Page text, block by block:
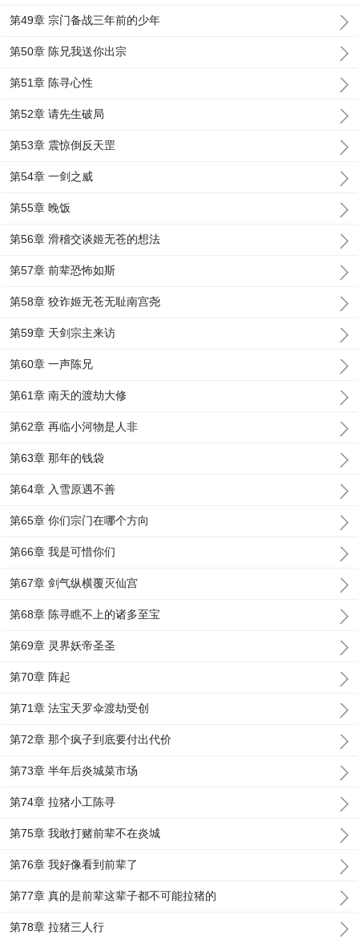
第49章 宗门备战三年前的少年
第50章 陈兄我送你出宗
第51章 陈寻心性
第52章 请先生破局
第53章 震惊倒反天罡
第54章 一剑之威
第55章 晚饭
第56章 滑稽交谈姬无苍的想法
第57章 前辈恐怖如斯
第58章 狡诈姬无苍无耻南宫尧
第59章 天剑宗主来访
第60章 一声陈兄
第61章 南天的渡劫大修
第62章 再临小河物是人非
第63章 那年的钱袋
第64章 入雪原遇不善
第65章 你们宗门在哪个方向
第66章 我是可惜你们
第67章 剑气纵横覆灭仙宫
第68章 陈寻瞧不上的诸多至宝
第69章 灵界妖帝圣圣
第70章 阵起
第71章 法宝天罗伞渡劫受创
第72章 那个疯子到底要付出代价
第73章 半年后炎城菜市场
第74章 拉猪小工陈寻
第75章 我敢打赌前辈不在炎城
第76章 我好像看到前辈了
第77章 真的是前辈这辈子都不可能拉猪的
第78章 拉猪三人行